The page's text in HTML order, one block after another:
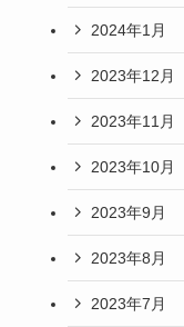
2024年1月
2023年12月
2023年11月
2023年10月
2023年9月
2023年8月
2023年7月